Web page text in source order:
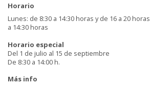
Horario
Lunes: de 8:30 a 14:30 horas y de 16 a 20
a 14:30 horas
Horario especial
Del 1 de julio al 15 de septiembre
De 8:30 a 14:00 h.
Más info